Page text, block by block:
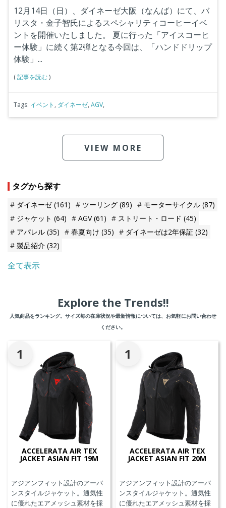
12月14日（日）、ダイネーゼ大阪（なんば）にて、バ
リスタ・金子智氏によるスペシャリティコーヒーイベ
ントを開催いたしました。
夏に行った「アイスコーヒ
ー体験」に続く第2弾となる今回は、「ハンドドリップ
体験」...
(記事を読む)
Tags: イベント , ダイネーゼ, AGV,
VIEW MORE
タグから探す
ダイネーゼ(161) ツーリング (89) モーターサイクル (87)
ジャケット (64) AGV(61) ストリート・ロード (45)
アパレル (35) 春夏向け (35) ダイネーゼは2年保証 (32)
製品紹介 (32)
全て表示
Explore the Trends!!
人気商品をランキング。サイズ毎の在庫状況や最新情報については、お気軽にお問い合わせ
ください。
1
ACCELERATA AIR TEX
JACKET ASIAN FIT 19M
アジアンフィット設計のアーバ
ンスタイルジャケット。通気性
に優れたエアメッシュ素材を採
1
ACCELERATA AIR TEX
JACKET ASIAN FIT 20M
アジアンフィット設計のアーバ
ンスタイルジャケット。通気性
に優れたエアメッシュ素材を採